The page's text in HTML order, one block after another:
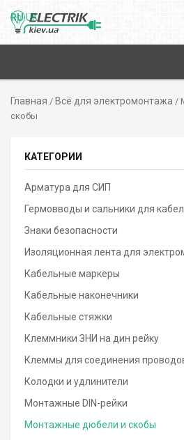
Главная / Всё для электромонтажа /
скобы
КАТЕГОРИИ
Арматура для СИП
Гермовводы и сальники для
Знаки безопасности
Изоляционная лента для
Кабельные маркеры
Кабельные наконечники
Кабельные стяжки
Клеммники ЗНИ на дин рейку
Клеммы для соединения
Колодки и удлинители
Монтажные DIN-рейки
Монтажные дюбели и скобы
RUUK